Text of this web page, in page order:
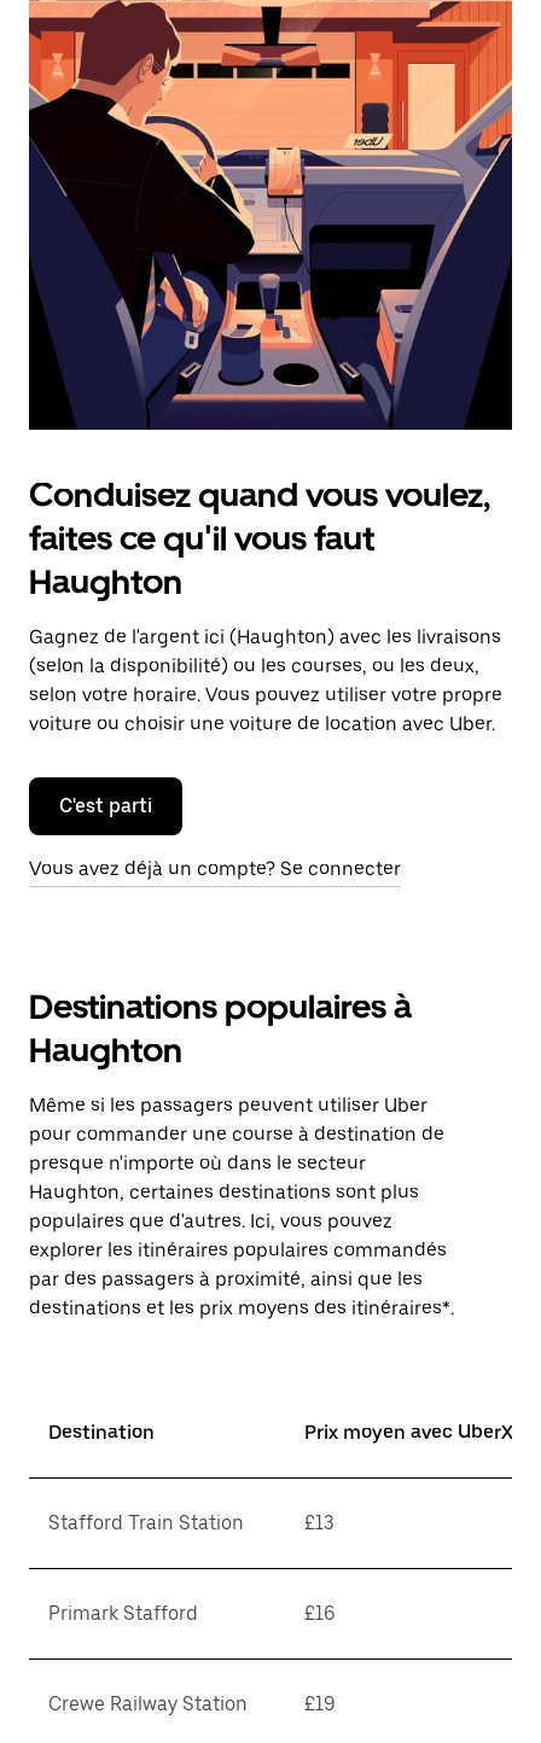
interagir
avec
calendrier
et
sélectionner
une
date.
Appuyez
d'échappement
pour
fermer
calendrier.
Conduisez quand vous voulez,
faites ce qu'il vous faut
Haughton
Gagnez de l'argent ici (Haughton) avec les livraisons
(selon la disponibilité) ou les courses, ou les deux,
selon votre horaire. Vous pouvez utiliser votre propre
voiture ou choisir une voiture de location avec Uber.
C'est parti
Vous avez déjà un compte? Se connecter
Destinations populaires à
Haughton
Même si les passagers peuvent utiliser Uber
pour commander une course à destination de
presque n'importe où dans le secteur
Haughton, certaines destinations sont plus
populaires que d'autres. Ici, vous pouvez
explorer les itinéraires populaires commandés
par des passagers à proximité, ainsi que les
destinations et les prix moyens des itinéraires*.
Destination Prix moyen avec UberX*
Stafford Train Station £13
Primark Stafford £16
Crewe Railway Station £19